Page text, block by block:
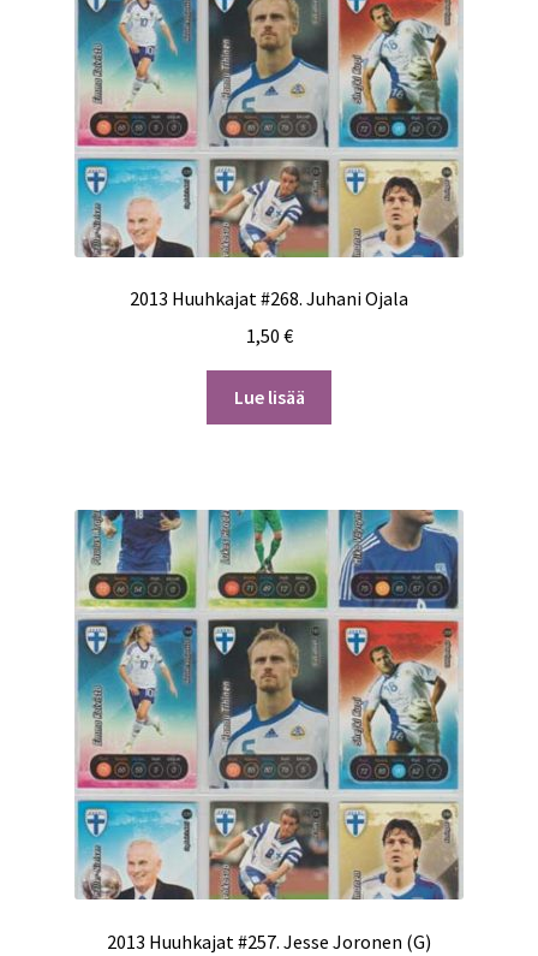
2013 Huuhkajat #268. Juhani Ojala
1,50 €
Lue lisää
2013 Huuhkajat #257. Jesse Joronen (G)